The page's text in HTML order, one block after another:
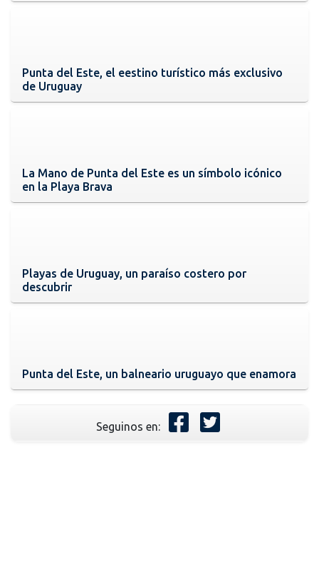
Punta del Este, el eestino turístico más exclusivo
de Uruguay
La Mano de Punta del Este es un símbolo icónico
en la Playa Brava
Playas de Uruguay, un paraíso costero por
descubrir
Punta del Este, un balneario uruguayo que enamora
Seguinos en: